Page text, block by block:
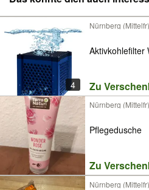
4
Nürnberg (Mittelfr)
Aktivkohlefilter
Zu
Nürnberg (Mittelfr)
Pflegedusche
Zu
Nürnberg (Mittelfr)